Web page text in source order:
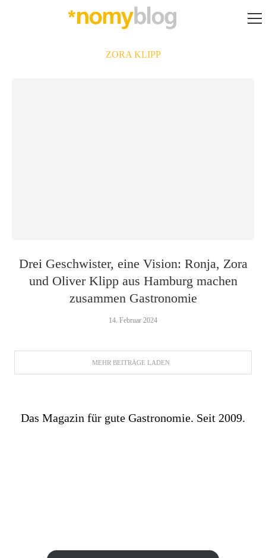
ZORA KLIPP
Drei Geschwister, eine Vision: Ronja, Zora
und Oliver Klipp aus Hamburg machen
zusammen Gastronomie
14. Februar 2024
MEHR BEITRÄGE LADEN
Das Magazin für gute Gastronomie. Seit 2009.